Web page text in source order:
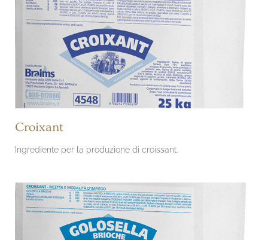
Croixant
Ingrediente per la produzione di croissant.